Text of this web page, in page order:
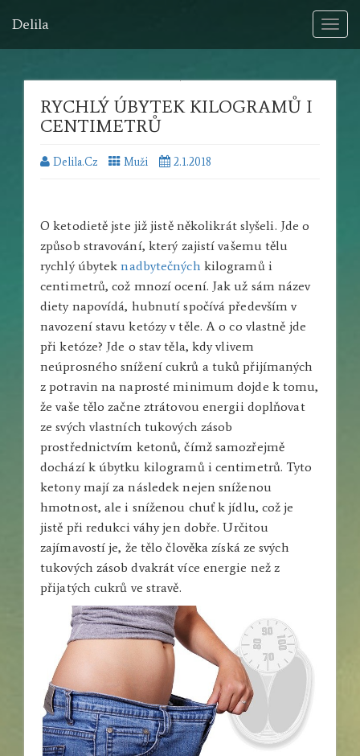
Delila
RYCHLÝ ÚBYTEK KILOGRAMŮ I
CENTIMETRŮ
Delila.cz Muži 2.1.2018
Oketodietě jste již jistě několikrát slyšeli. Jde o
způsob stravování, který zajistí vašemu tělu
rychlý úbytek nadbytečných kilogramů i
centimetrů, což mnozí ocení. Jak už sám název
diety napovídá, hubnutí spočívá především v
navození stavu ketózy v těle. A o co vlastně jde
při ketóze? Jde o stav těla, kdy vlivem
neúprosného snížení cukrů a tuků přijímaných
z potravin na naprosté minimum dojde k tomu,
že vaše tělo začne ztrátovou energii doplňovat
ze svých vlastních tukových zásob
prostřednictvím ketonů, čímž samozřejmě
dochází k úbytku kilogramů i centimetrů. Tyto
ketony mají za následek nejen sníženou
hmotnost, ale i sníženou chuť k jídlu, což je
jistě při redukci váhy jen dobře. Určitou
zajímavostí je, že tělo člověka získá ze svých
tukových zásob dvakrát více energie než z
přijatých cukrů ve stravě.